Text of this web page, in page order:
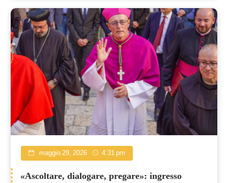
maggio 29, 2026 4:31 pm
«Ascoltare, dialogare, pregare»: ingresso